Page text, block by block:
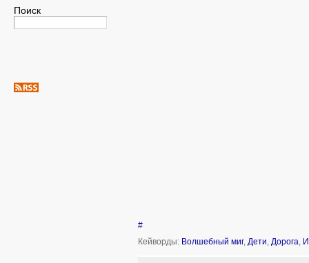
Поиск
#
Кейворды: Волшебный миг, Дети Дорога